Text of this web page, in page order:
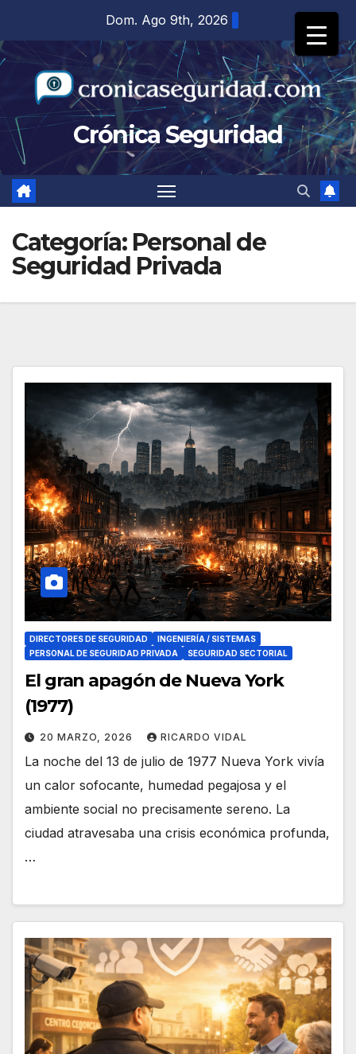
contenido
Dom. Ago 9th, 2026
Crónica Seguridad
Categoría: Personal de
Seguridad Privada
DIRECTORES DE SEGURIDAD
INGENIERÍA / SISTEMAS
PERSONAL DE SEGURIDAD PRIVADA
SEGURIDAD SECTORIAL
El gran apagón de Nueva York
(1977)
20 MARZO, 2026 RICARDO VIDAL
La noche del 13 de julio de 1977 Nueva York vivía
un calor sofocante, humedad pegajosa y el
ambiente social no precisamente sereno. La
ciudad atravesaba una crisis económica profunda,
…